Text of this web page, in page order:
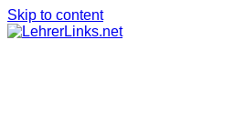
Skip to content